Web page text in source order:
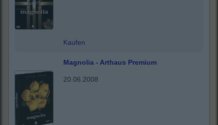
Kaufen
Magnolia - Arthaus Premium
20.06.2008